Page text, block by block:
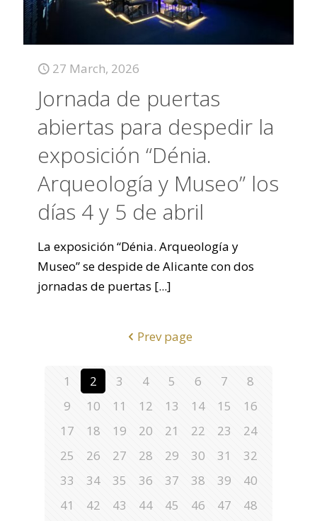
27 March, 2026
Jornada de puertas
abiertas para despedir la
exposición “Dénia.
Arqueología y Museo” los
días 4 y 5 de abril
La exposición “Dénia. Arqueología y
Museo” se despide de Alicante con dos
jornadas de puertas [...]
Prev page
1 2 3 4 5 6 7
8
9
10 11 12 13 14 15
16
17
18 19 20 21 22 23
24
25
26 27 28 29 30 31
32
33
34 35 36 37 38 39
40
41
42 43 44 45 46 47
48